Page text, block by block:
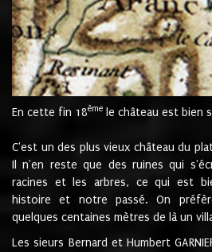
En cette fin 18ème le château est bien
C'est un des plus vieux château du
Il n'en reste que des ruines qui
racines et les arbres, ce qui est
histoire et notre passé. On
quelques centaines mètres de là un
Les sieurs Bernard et Humbert